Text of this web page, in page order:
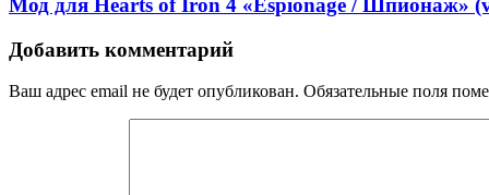
Мод для Hearts of Iron 4 «Espionage / Шпионаж»
Добавить комментарий
Ваш адрес email не будет опубликован. Обязательные поля